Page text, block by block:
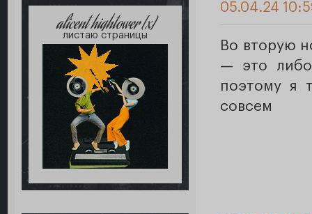
alicent hightower [x]
листаю страницы
05.04.24
Во вторую
— это
поэтому я
совсем